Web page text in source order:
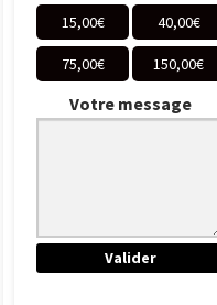
15,00€ 40,00€
75,00€ 150,00€
Votre message